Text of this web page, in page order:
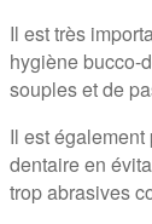
Il est très
hygiène bucco-
souples et de
Il est
dentaire en
trop abrasives